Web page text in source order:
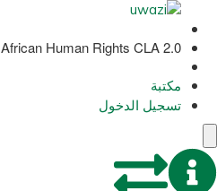
African Human Rights CLA 2.0
مكتبة
تسجيل الدخول